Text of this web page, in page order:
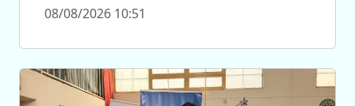
08/08/2026 10:51